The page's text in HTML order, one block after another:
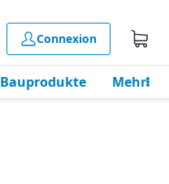
Connexion
Bauprodukte Mehr